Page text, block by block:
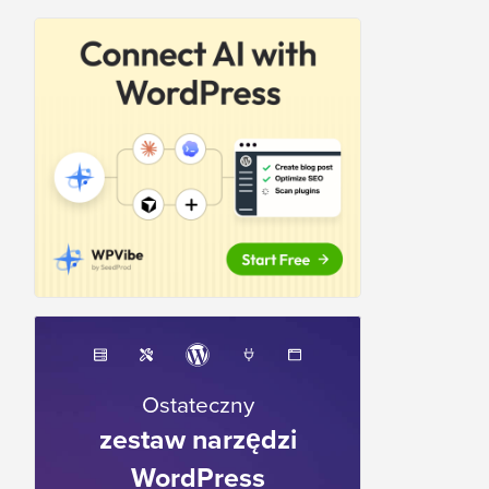
Ostateczny
zestaw narzędzi
WordPress